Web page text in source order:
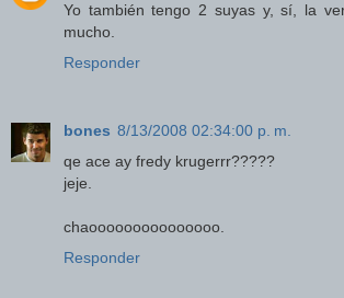
Yo también tengo 2 suyas y, sí, la
mucho.
Responder
bones 8/13/2008 02:34:00 p. m.
qe ace ay fredy krugerrr?????
jeje.
chaooooooooooooooo.
Responder